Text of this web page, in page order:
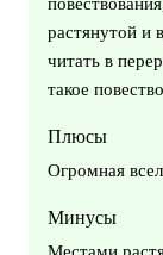
растянутой и
читать в
такое
Плюсы
Огромная
Минусы
Местами